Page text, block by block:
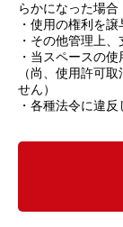
らかになった場合
・使用の権利を
・その他管理上
・当スペースの
（尚、使用許可
せん）
・各種法令に違